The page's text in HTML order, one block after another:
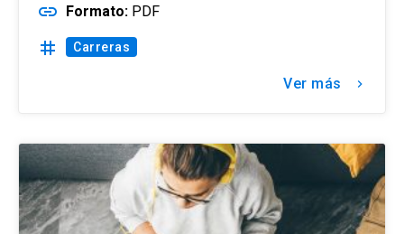
link Formato: PDF
tag Carreras
Ver más keyboard_arrow_right